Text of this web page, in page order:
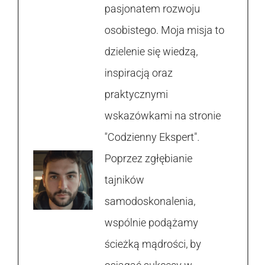
pasjonatem rozwoju
osobistego. Moja misja to
dzielenie się wiedzą,
inspiracją oraz
praktycznymi
wskazówkami na stronie
"Codzienny Ekspert".
Poprzez zgłębianie
tajników
samodoskonalenia,
wspólnie podążamy
ścieżką mądrości, by